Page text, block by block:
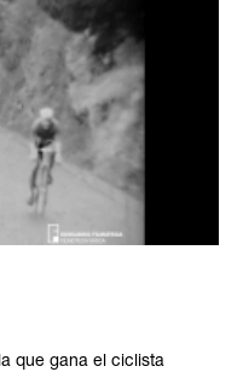
que gana el ciclista